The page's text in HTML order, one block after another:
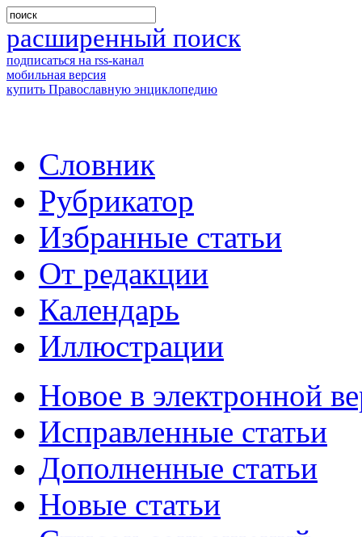
расширенный поиск
подписаться на rss-канал
мобильная версия
купить Православную энциклопедию
Словник
Рубрикатор
Избранные статьи
От редакции
Календарь
Иллюстрации
Новое в электронной
Исправленные статьи
Дополненные статьи
Новые статьи